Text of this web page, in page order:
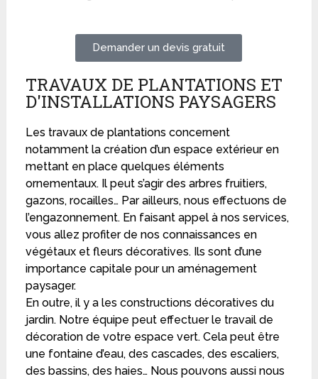
Demander un devis gratuit
TRAVAUX DE PLANTATIONS ET
D'INSTALLATIONS PAYSAGERS
Les travaux de plantations concernent
notamment la création d’un espace extérieur en
mettant en place quelques éléments
ornementaux. Il peut s’agir des arbres fruitiers,
gazons, rocailles… Par ailleurs, nous effectuons de
l’engazonnement. En faisant appel à nos services,
vous allez profiter de nos connaissances en
végétaux et fleurs décoratives. Ils sont d’une
importance capitale pour un aménagement
paysager.
En outre, il y a les constructions décoratives du
jardin. Notre équipe peut effectuer le travail de
décoration de votre espace vert. Cela peut être
une fontaine d’eau, des cascades, des escaliers,
des bassins, des haies… Nous pouvons aussi nous